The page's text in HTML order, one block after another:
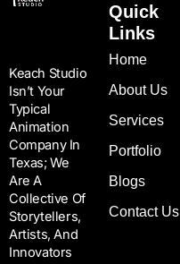
Keach Studio
Isn’t Your
Typical
Animation
Company In
Texas; We
Are A
Collective Of
Storytellers,
Artists, And
Innovators
Quick
Links
Home
About Us
Services
Portfolio
Blogs
Contact Us